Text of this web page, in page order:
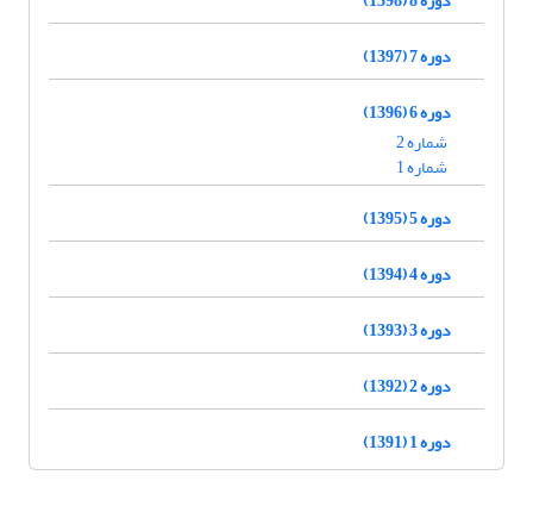
دوره 7 (1397)
دوره 6 (1396)
شماره 2
شماره 1
دوره 5 (1395)
دوره 4 (1394)
دوره 3 (1393)
دوره 2 (1392)
دوره 1 (1391)